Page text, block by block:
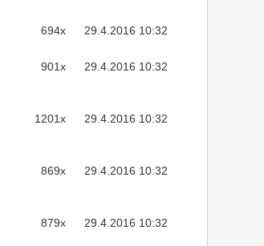
694x 29.4.2016 10:32
901x 29.4.2016 10:32
1201x 29.4.2016 10:32
869x 29.4.2016 10:32
879x 29.4.2016 10:32